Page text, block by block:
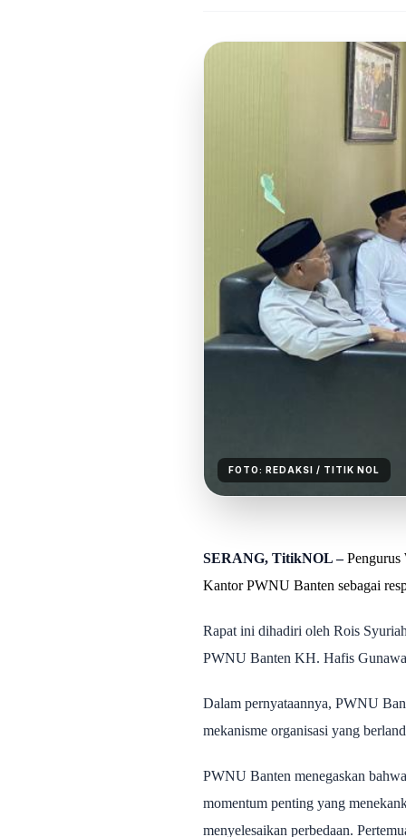
FOTO: REDAKSI / TITIK NOL
SERANG, TitikNOL –
Kantor PWNU Banten sebagai
Rapat ini dihadiri oleh Rois
PWNU Banten KH. Hafis
Dalam pernyataannya, PWNU
mekanisme organisasi yang
PWNU Banten menegaskan
momentum penting yang
menyelesaikan perbedaan.